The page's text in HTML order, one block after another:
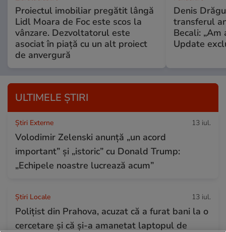
Proiectul imobiliar pregătit lângă
Lidl Moara de Foc este scos la
vânzare. Dezvoltatorul este
asociat în piață cu un alt proiect
de anvergură
Denis
transferul
Becali: „Am
Update
ULTIMELE ȘTIRI
Știri Externe 13 iul.
Volodimir Zelenski anunță „un acord
important” și „istoric” cu Donald Trump:
„Echipele noastre lucrează acum”
Știri Locale 13 iul.
Polițist din Prahova, acuzat că a furat bani la o
cercetare și că și-a amanetat laptopul de